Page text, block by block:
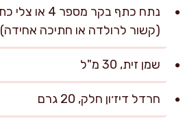
(קשור לרולדה או חתיכה אחידה)
שמן זית, 30 מ"ל
חרדל דיז׳ון חלק, 20 גרם